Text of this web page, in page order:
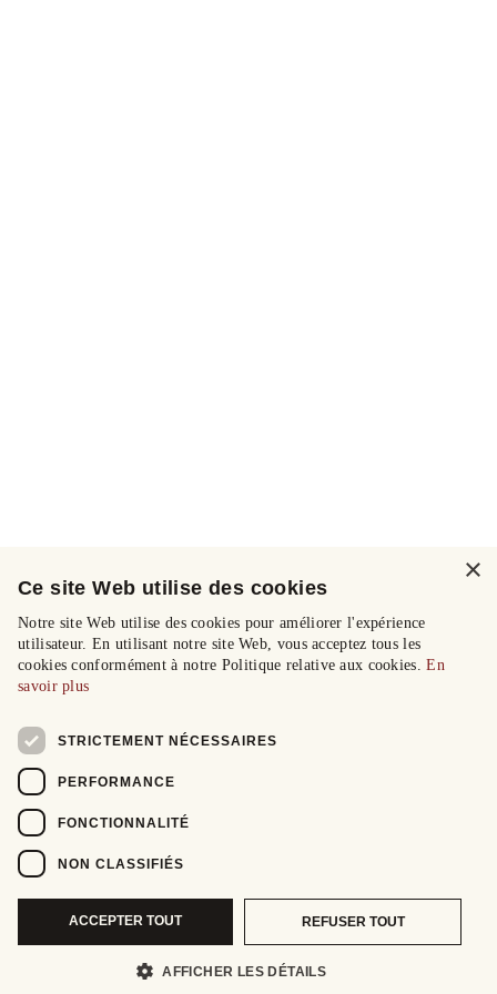
×
Ce site Web utilise des cookies
Notre site Web utilise des cookies pour améliorer l'expérience
utilisateur. En utilisant notre site Web, vous acceptez tous les
cookies conformément à notre Politique relative aux cookies.En
savoir plus
STRICTEMENT NÉCESSAIRES
PERFORMANCE
FONCTIONNALITÉ
NON CLASSIFIÉS
ACCEPTER TOUT REFUSER TOUT
AFFICHER LES DÉTAILS